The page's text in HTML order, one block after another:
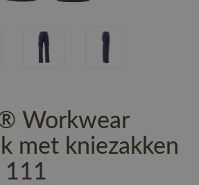
Workwear
met kniezakken
111